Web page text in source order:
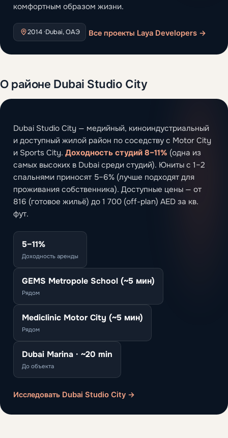
комфортным образом жизни.
2014 ·Dubai, ОАЭ Все проекты Laya Developers →
О районе Dubai Studio City
Dubai Studio City — медийный, киноиндустриальный
и доступный жилой район по соседству с Motor City
и Sports City. Доходность студий 8–11% (одна из
самых высоких в Dubai среди студий). Юниты с 1–2
спальнями приносят 5–6% (лучше подходят для
проживания собственника). Доступные цены — от
816 (готовое жильё) до 1 700 (off-plan) AED за кв.
фут.
5–11%
Доходность аренды
GEMS Metropole School (~5 мин)
Рядом
Mediclinic Motor City (~5 мин)
Рядом
Dubai Marina · ~20 min
До объекта
Исследовать Dubai Studio City →